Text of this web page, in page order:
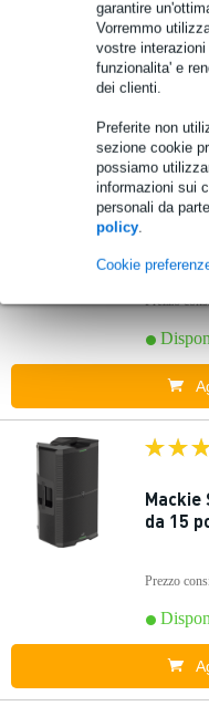
garantire
Vorremmo
vostre
funzionalita' e
dei clienti.
Preferite non
sezione cookie
possiamo
informazioni sui
personali da
policy.
Cookie
Prezzo
Mackie
Prezzo
Mackie
da 15
Prezzo